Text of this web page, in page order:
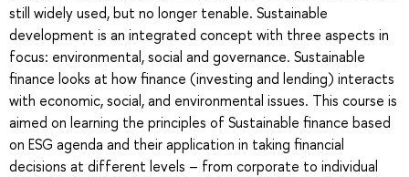
still widely used, but no longer tenable. Sustainable
development is an integrated concept with three aspects in
focus: environmental, social and governance. Sustainable
finance looks at how finance (investing and lending) interacts
with economic, social, and environmental issues. This course is
aimed on learning the principles of Sustainable finance based
on ESG agenda and their application in taking financial
decisions at different levels – from corporate to individual